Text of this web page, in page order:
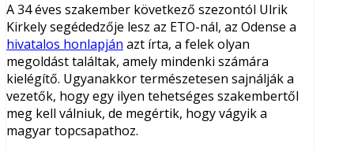
A 34 éves szakember következő szezontól Ulrik
Kirkely segédedzője lesz az ETO-nál, az Odense a
hivatalos honlapján azt írta, a felek olyan
megoldást találtak, amely mindenki számára
kielégítő. Ugyanakkor természetesen sajnálják a
vezetők, hogy egy ilyen tehetséges szakembertől
meg kell válniuk, de megértik, hogy vágyik a
magyar topcsapathoz.